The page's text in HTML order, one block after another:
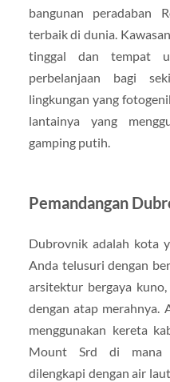
bangunan peradaban
terbaik di dunia.
tinggal dan tempat
perbelanjaan bagi
lingkungan yang
lantainya yang
gamping putih.
Pemandangan
Dubrovnik adalah kota
Anda telusuri dengan
arsitektur bergaya
dengan atap merahnya.
menggunakan kereta
Mount Srd di mana
dilengkapi dengan air